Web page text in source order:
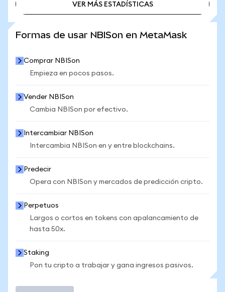
VER MÁS ESTADÍSTICAS
Formas de usar NBISon en MetaMask
Comprar NBISon
Empieza en pocos pasos.
Vender NBISon
Cambia NBISon por efectivo.
Intercambiar NBISon
Intercambia NBISon en y entre blockchains.
Predecir
Opera con NBISon y mercados de predicción cripto.
Perpetuos
Largos o cortos en tokens con apalancamiento de
hasta 50x.
Staking
Pon tu cripto a trabajar y gana ingresos pasivos.